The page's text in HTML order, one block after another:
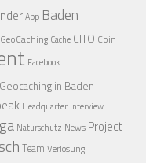
App Baden
Cache CITO Coin
Facebook
Geocaching in Baden
Headquarter Interview
Naturschutz News Project
Team Verlosung